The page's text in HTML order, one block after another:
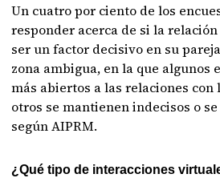
Un cuatro por ciento de los
responder acerca de si la
ser un factor decisivo en su
zona ambigua, en la que algunos
más abiertos a las relaciones con
otros se mantienen indecisos o
según AIPRM.
¿Qué tipo de interacciones